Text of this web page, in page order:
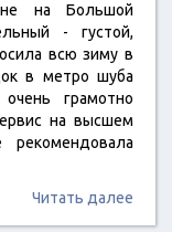
на Большой
- густой,
всю зиму в
в метро шуба
грамотно
на высшем
рекомендовала
Читать далее